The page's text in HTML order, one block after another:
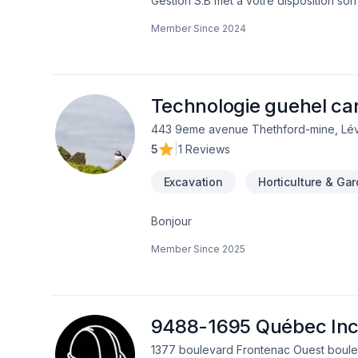
Capitale-Nationale,Centre du
Member Since 2024
Technologie guehel
443 9eme avenue Thethford-mine,
5
1 Reviews
Excavation Horticulture &
Bonjour
Member Since 2025
9488-1695 Québec Inc
1377 boulevard Frontenac Ouest